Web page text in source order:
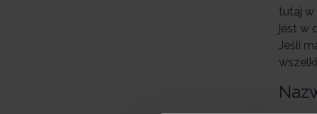
tutaj
jest w
Jeśli